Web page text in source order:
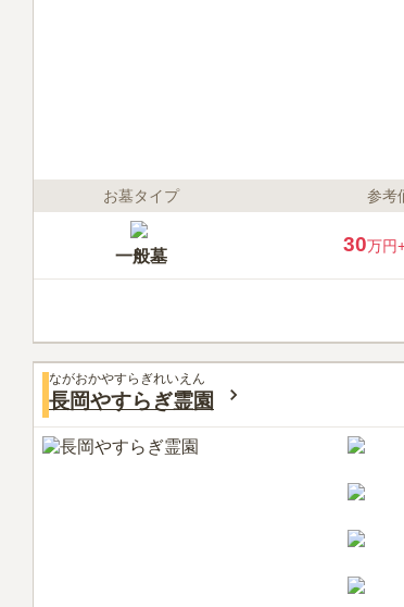
お墓タイプ 参考
一般墓
30万円
ながおかやすらぎれいえん
長岡やすらぎ霊園